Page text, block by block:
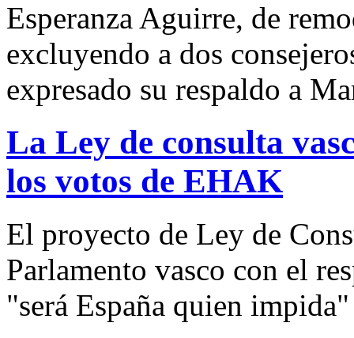
Esperanza Aguirre, de
excluyendo a dos
expresado su respaldo a
La Ley de consulta
los votos de EHAK
El proyecto de Ley de
Parlamento vasco con el
"será España quien